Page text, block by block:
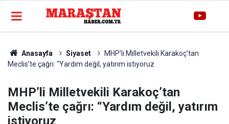
Anasayfa Siyaset
MHP’li Milletvekili Karakoç’tan
Meclis’te çağrı: “Yardım değil, yatırım istiyoruz
MHP’li Milletvekili Karakoç’tan
Meclis’te çağrı: “Yardım değil, yatırım
istiyoruz